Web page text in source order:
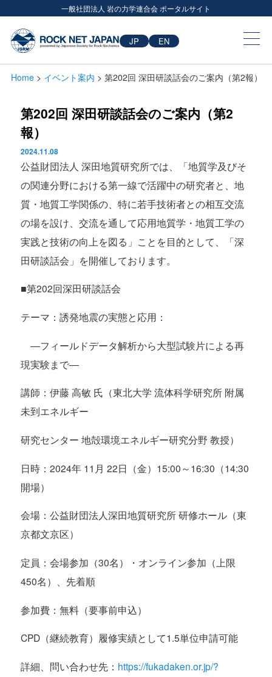
一般社団法人 岩の力学連合会 ポータルサイト
JP EN
Home > イベント案内 > 第202回 深田研談話会のご案内（第2報）
第202回 深田研談話会のご案内（第2
報）
2024.11.08
公益財団法人 深田地質研究所では、「地質学及びそ
の関連分野における第一線で活躍中の研究者と、地
質・地質工学関係の、特に若手技術者との相互交流
の場を設け、交流を通して応用地質学・地質工学の
実践と技術の向上を図る」ことを目的として、「深
田研談話会」を開催しております。
■第202回深田研談話会
テーマ：誘発地震の実態と応用：
―フィールドデータ解析から大型試験片による再
現実験まで―
講師：伊藤 高敏 氏（東北大学 流体科学研究所 附属
未到エネルギー
研究センター 地殻環境エネルギー研究分野 教授）
日時：2024年 11月 22日（金）15:00～16:30（14:30
開場）
会場：公益財団法人深田地質研究所 研修ホール（東
京都文京区）
定員：会場参加（30名）・オンライン参加（上限
450名）、先着順
参加費：無料（要事前申込）
CPD（継続教育）履修実績として1.5単位申請可能
詳細、問い合わせ先： https://fukadaken.or.jp/?